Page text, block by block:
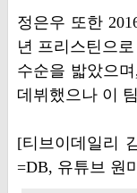
정은우 또한
년 프리스틴으
수순을 밟았으
데뷔했으나 이
[티브이데일리
=DB, 유튜브 원